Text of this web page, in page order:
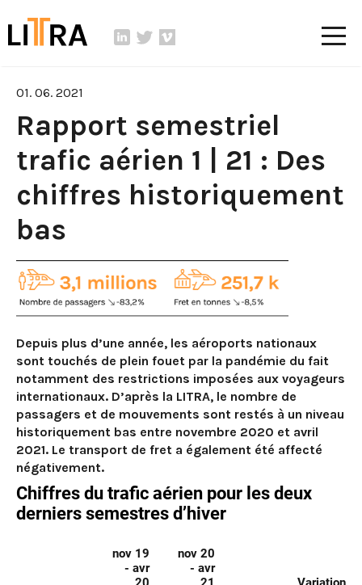
01. 06. 2021
Rapport semestriel
trafic aérien 1 | 21 : Des
chiffres historiquement
bas
Depuis plus d’une année, les aéroports nationaux
sont touchés de plein fouet par la pandémie du fait
notamment des restrictions imposées aux voyageurs
internationaux. D’après la LITRA, le nombre de
passagers et de mouvements sont restés à un niveau
historiquement bas entre novembre 2020 et avril
2021. Le transport de fret a également été affecté
négativement.